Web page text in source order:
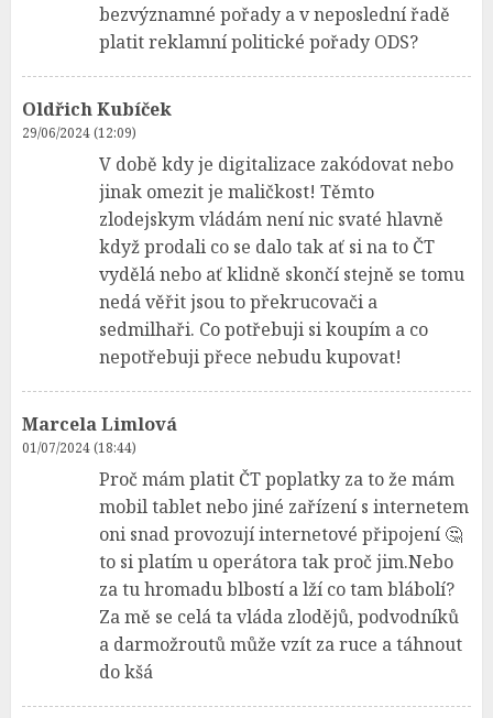
bezvýznamné pořady a v neposlední řadě
platit reklamní politické pořady ODS?
Oldřich Kubíček
29/06/2024 (12:09)
V době kdy je digitalizace zakódovat nebo
jinak omezit je maličkost! Těmto
zlodejskym vládám není nic svaté hlavně
když prodali co se dalo tak ať si na to ČT
vydělá nebo ať klidně skončí stejně se tomu
nedá věřit jsou to překrucovači a
sedmilhaři. Co potřebuji si koupím a co
nepotřebuji přece nebudu kupovat!
Marcela Limlová
01/07/2024 (18:44)
Proč mám platit ČT poplatky za to že mám
mobil tablet nebo jiné zařízení s internetem
oni snad provozují internetové připojení 🤔
to si platím u operátora tak proč jim.Nebo
za tu hromadu blbostí a lží co tam blábolí?
Za mě se celá ta vláda zlodějů, podvodníků
a darmožroutů může vzít za ruce a táhnout
do kšá